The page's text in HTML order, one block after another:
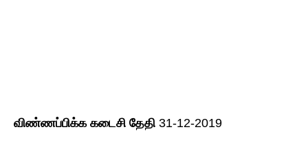
விண்ணப்பிக்க கடைசி தேதி 31-12-2019